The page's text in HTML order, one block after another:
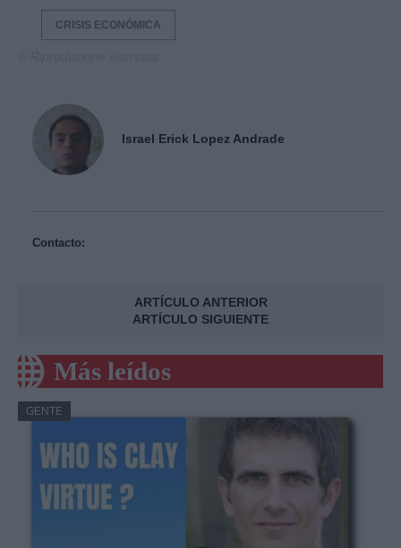
CRISIS ECONÓMICA
Israel Erick Lopez Andrade
Contacto:
ARTÍCULO ANTERIOR
ARTÍCULO SIGUIENTE
Más leídos
GENTE